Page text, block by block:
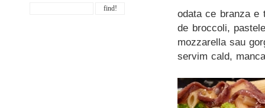
odata ce branza e
de broccoli,
mozzarella sau
servim cald,